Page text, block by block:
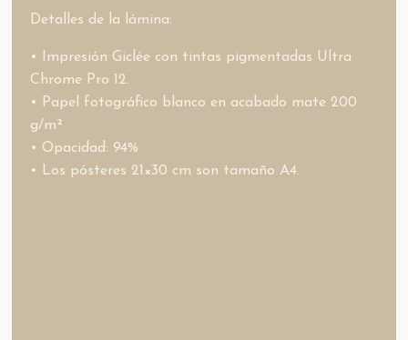
Detalles de la lámina:
• Impresión Giclée con tintas pigmentadas Ultra
Chrome Pro 12.
• Papel fotográfico blanco en acabado mate 200
g/m²
• Opacidad: 94%
• Los pósteres 21×30 cm son tamaño A4.